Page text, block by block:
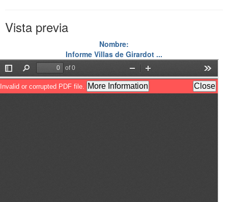
Vista previa
Nombre:
Informe Villas de Girardot ...